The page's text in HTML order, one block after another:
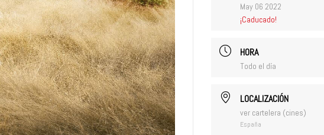
May 06 2022
¡Caducado!
HORA
Todo el día
LOCALIZACIÓN
ver cartelera (cines)
España